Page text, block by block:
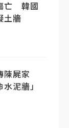
亡 韓國
土牆
陳屍家
泥牆」